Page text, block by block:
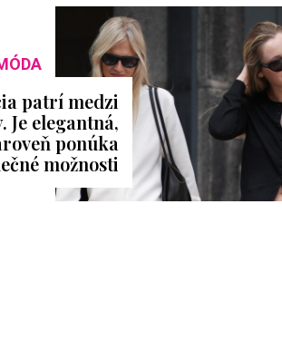
patrí medzi
Je elegantná,
ponúka
možnosti